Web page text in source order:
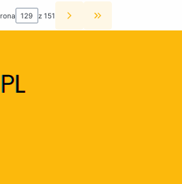
Bildung: Deutsche
und polnische
strony z produktami
z 151 Przejdź do